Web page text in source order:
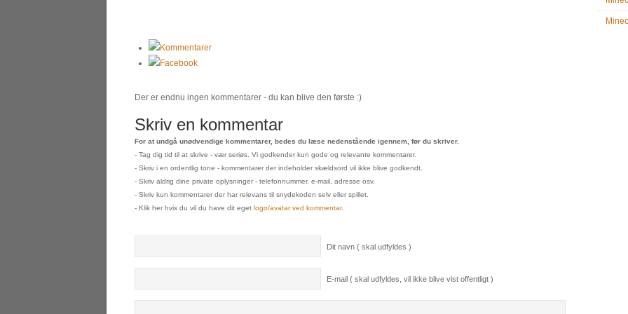
Kommentarer
Facebook
Der er endnu ingen kommentarer - du kan blive den første :)
Skriv en kommentar
For at undgå unødvendige kommentarer, bedes du læse nedenstående igennem, før du skriver.
- Tag dig tid til at skrive - vær seriøs. Vi godkender kun gode og relevante kommentarer.
- Skriv i en ordentlig tone - kommentarer der indeholder skældsord vil ikke blive godkendt.
- Skriv aldrig dine private oplysninger - telefonnummer, e-mail, adresse osv.
- Skriv kun kommentarer der har relevans til snydekoden selv eller spillet.
- Klik her hvis du vil du have dit eget logo/avatar ved kommentar.
Dit navn ( skal udfyldes )
E-mail ( skal udfyldes, vil ikke blive vist offentligt )